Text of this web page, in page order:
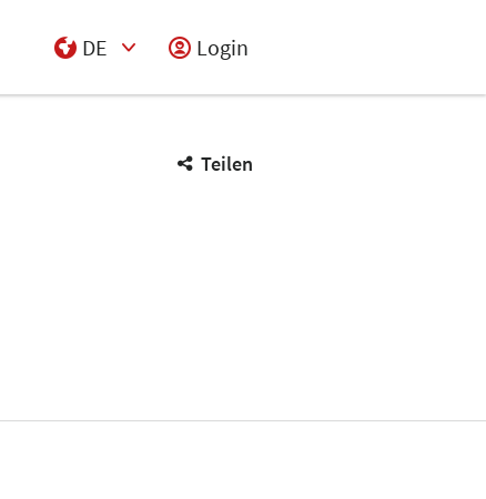
DE
Login
Teilen